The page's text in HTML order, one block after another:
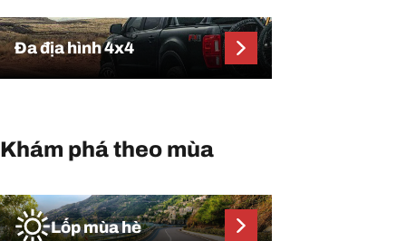
Đa địa hình 4x4
Khám phá theo mùa
Lốp mùa hè